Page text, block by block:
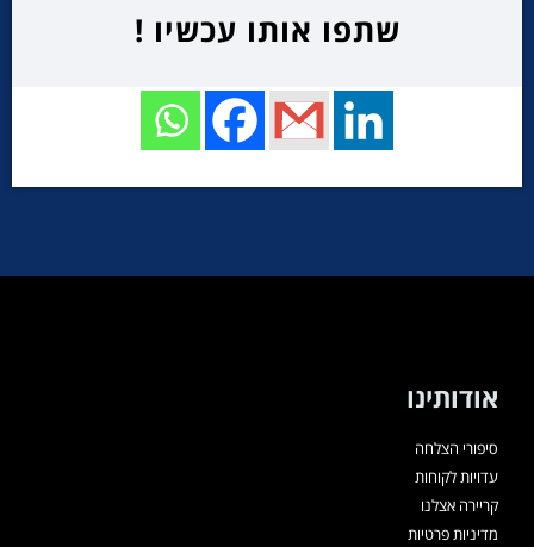
שתפו אותו עכשיו !
אודותינו
סיפורי הצלחה
עדויות לקוחות
קריירה אצלנו
מדיניות פרטיות